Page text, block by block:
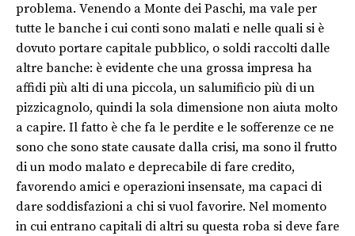
problema. Venendo a Monte dei Paschi, ma vale per
tutte le banche i cui conti sono malati e nelle quali si è
dovuto portare capitale pubblico, o soldi raccolti dalle
altre banche: è evidente che una grossa impresa ha
affidi più alti di una piccola, un salumificio più di un
pizzicagnolo, quindi la sola dimensione non aiuta molto
a capire. Il fatto è che fa le perdite e le sofferenze ce ne
sono che sono state causate dalla crisi, ma sono il frutto
di un modo malato e deprecabile di fare credito,
favorendo amici e operazioni insensate, ma capaci di
dare soddisfazioni a chi si vuol favorire. Nel momento
in cui entrano capitali di altri su questa roba si deve fare